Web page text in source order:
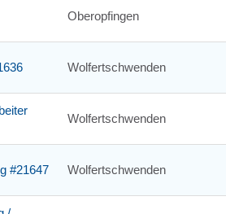
Oberopfingen
Wolfertschwenden
Wolfertschwenden
#21647 Wolfertschwenden